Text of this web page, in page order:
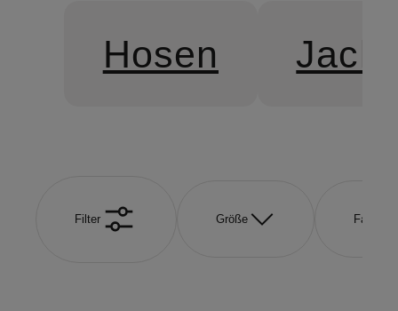
Hosen
Filter Größe Farbe